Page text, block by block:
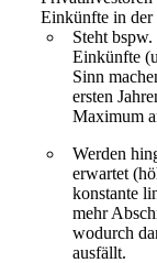
Einkünfte in der
Steht
Einkünfte
Sinn
ersten
Maximum
Werden
erwartet
konstante
mehr
wodurch
ausfällt.